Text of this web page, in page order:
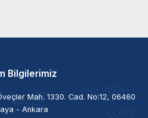
Bilgilerimiz
Mah. 1330. Cad. No:12, 06460
- Ankara